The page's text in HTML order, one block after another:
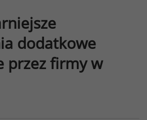
dodatkowe
przez firmy w